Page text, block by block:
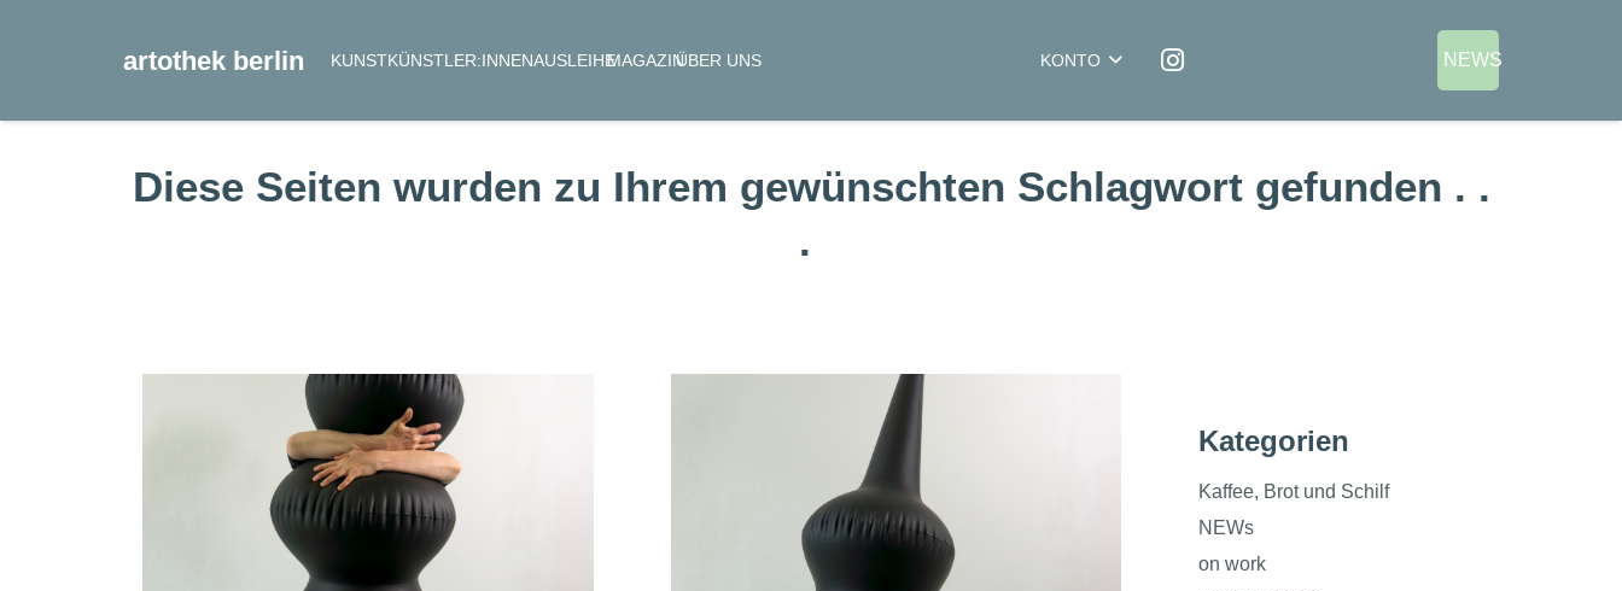
artothek berlin KUNSTKÜNSTLER:INNENAUSLEIHEMAGAZINÜBER UNS KONTO NEWS
Diese Seiten wurden zu Ihrem gewünschten Schlagwort gefunden . .
.
Kategorien
Kaffee, Brot und Schilf
NEWs
on work